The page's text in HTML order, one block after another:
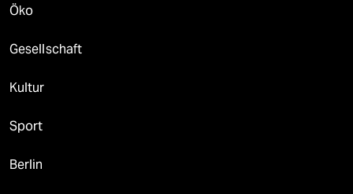
Öko
Gesellschaft
Kultur
Sport
Berlin